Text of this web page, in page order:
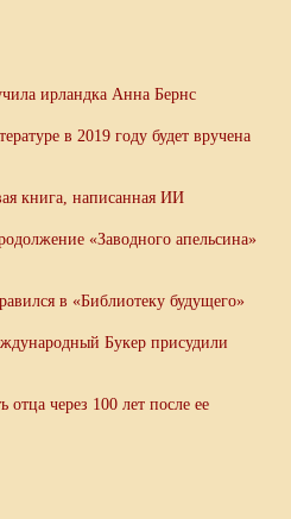
ирландка Анна Бернс
в 2019 году будет вручена
книга, написанная ИИ
«Заводного апельсина»
в «Библиотеку будущего»
Букер присудили
через 100 лет после ее